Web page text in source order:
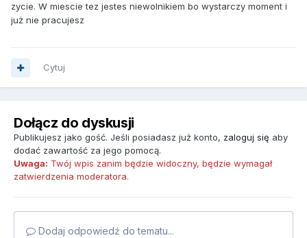
zycie. W miescie tez jestes niewolnikiem bo wystarczy moment i
już nie pracujesz
Cytuj
Dołącz do dyskusji
Publikujesz jako gość. Jeśli posiadasz już konto, zaloguj się aby
dodać zawartość za jego pomocą.
Uwaga: Twój wpis zanim będzie widoczny, będzie wymagał
zatwierdzenia moderatora.
Dodaj odpowiedź do tematu...